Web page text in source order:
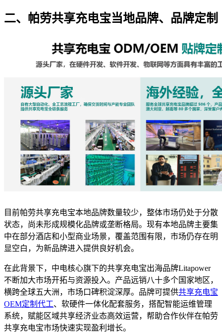
二、帕劳共享充电宝当地品牌、品牌定制
目前帕劳共享充电宝本地品牌数量较少，整体市场仍处于分散
状态，尚未形成规模化品牌或垄断格局。现有本地品牌主要集
中在部分酒店和小型商业场景，覆盖范围有限，市场仍存在明
显空白，为新品牌进入提供良好机会。
在此背景下，中电核心旗下的共享充电宝出海品牌Litapower
不断加大市场开拓与资源投入。产品远销八十多个国家地区，
横跨全球五大洲，市场口碑积淀深厚。品牌可提供共享充电宝
OEM定制代工、软硬件一体化配套服务，搭配智能运维管理
系统，赋能区域共享经济业态高效运营，帮助合作伙伴在帕劳
共享充电宝市场快速实现盈利增长。